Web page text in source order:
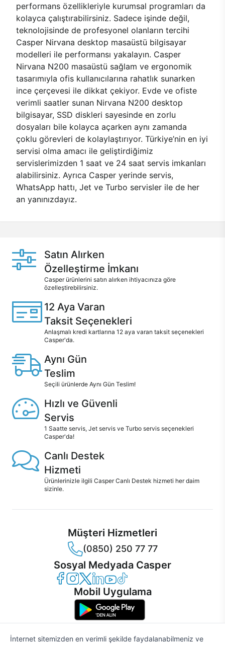
performans özellikleriyle kurumsal programları da
kolayca çalıştırabilirsiniz. Sadece işinde değil,
teknolojisinde de profesyonel olanların tercihi
Casper Nirvana desktop masaüstü bilgisayar
modelleri ile performansı yakalayın. Casper
Nirvana N200 masaüstü sağlam ve ergonomik
tasarımıyla ofis kullanıcılarına rahatlık sunarken
ince çerçevesi ile dikkat çekiyor. Evde ve ofiste
verimli saatler sunan Nirvana N200 desktop
bilgisayar, SSD diskleri sayesinde en zorlu
dosyaları bile kolayca açarken aynı zamanda
çoklu görevleri de kolaylaştırıyor. Türkiye’nin en iyi
servisi olma amacı ile geliştirdiğimiz
servislerimizden 1 saat ve 24 saat servis imkanları
alabilirsiniz. Ayrıca Casper yerinde servis,
WhatsApp hattı, Jet ve Turbo servisler ile de her
an yanınızdayız.
Satın Alırken
Özelleştirme İmkanı
Casper ürünlerini satın alırken ihtiyacınıza göre
özelleştirebilirsiniz.
12 Aya Varan
Taksit Seçenekleri
Anlaşmalı kredi kartlarına 12 aya varan taksit seçenekleri
Casper'da.
Aynı Gün
Teslim
Seçili ürünlerde Aynı Gün Teslim!
Hızlı ve Güvenli
Servis
1 Saatte servis, Jet servis ve Turbo servis seçenekleri
Casper'da!
Canlı Destek
Hizmeti
Ürünlerinizle ilgili Casper Canlı Destek hizmeti her daim
sizinle.
Müşteri Hizmetleri
(0850) 250 77 77
Sosyal Medyada Casper
Casper Facebook
Casper Instagram
Casper Twitter
Casper LinkedIn
Casper YouTube
Casper TikTok
Mobil Uygulama
İnternet sitemizden en verimli şekilde faydalanabilmeniz ve